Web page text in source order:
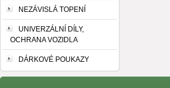
NEZÁVISLÁ TOPENÍ
UNIVERZÁLNÍ DÍLY,
OCHRANA VOZIDLA
DÁRKOVÉ POUKAZY